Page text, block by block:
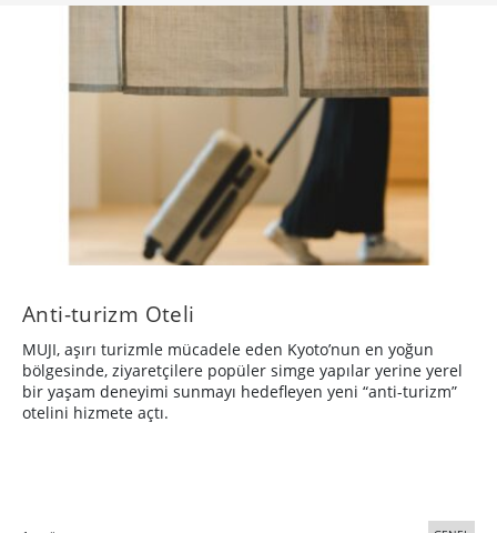
Anti-turizm Oteli
MUJI, aşırı turizmle mücadele eden Kyoto’nun en yoğun
bölgesinde, ziyaretçilere popüler simge yapılar yerine yerel
bir yaşam deneyimi sunmayı hedefleyen yeni “anti-turizm”
otelini hizmete açtı.